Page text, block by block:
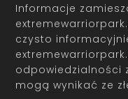
Informacje
czysto
odpowiedzialności
mogą wynikać ze